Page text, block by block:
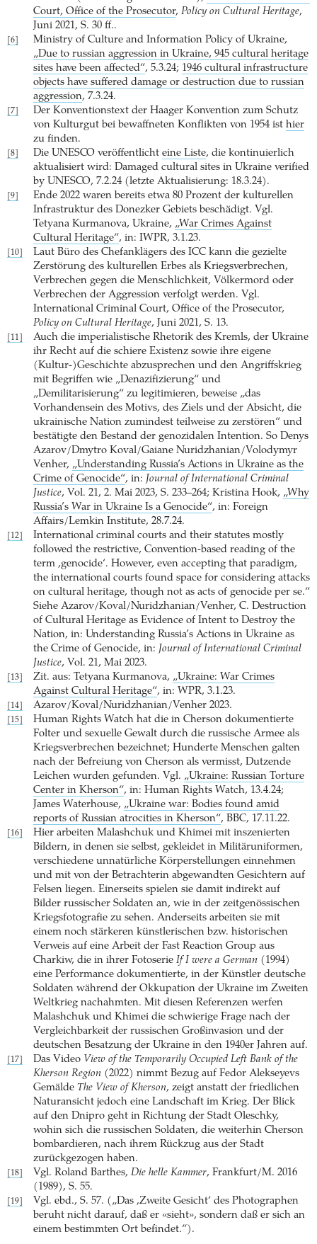
Court, Office of the Prosecutor, Policy on Cultural Heritage,
Juni 2021, S. 30 ff..
[6]
Ministry of Culture and Information Policy of Ukraine,
„Due to russian aggression in Ukraine, 945 cultural heritage
sites have been affected“, 5.3.24; 1946 cultural infrastructure
objects have suffered damage or destruction due to russian
aggression, 7.3.24.
[7]
Der Konventionstext der Haager Konvention zum Schutz
von Kulturgut bei bewaffneten Konflikten von 1954 ist hier
zu finden.
[8] Die UNESCO veröffentlicht eine Liste, die kontinuierlich
aktualisiert wird: Damaged cultural sites in Ukraine verified
by UNESCO, 7.2.24 (letzte Aktualisierung: 18.3.24).
[9]
Ende 2022 waren bereits etwa 80 Prozent der kulturellen
Infrastruktur des Donezker Gebiets beschädigt. Vgl.
Tetyana Kurmanova, Ukraine, „War Crimes Against
Cultural Heritage“, in: IWPR, 3.1.23.
[10]
Laut Büro des Chefanklägers des ICC kann die gezielte
Zerstörung des kulturellen Erbes als Kriegsverbrechen,
Verbrechen gegen die Menschlichkeit, Völkermord oder
Verbrechen der Aggression verfolgt werden. Vgl.
International Criminal Court, Office of the Prosecutor,
Policy on Cultural Heritage, Juni 2021, S. 13.
[11]
Auch die imperialistische Rhetorik des Kremls, der Ukraine
ihr Recht auf die schiere Existenz sowie ihre eigene
(Kultur-)Geschichte abzusprechen und den Angriffskrieg
mit Begriffen wie „Denazifizierung“ und
„Demilitarisierung“ zu legitimieren, beweise „das
Vorhandensein des Motivs, des Ziels und der Absicht, die
ukrainische Nation zumindest teilweise zu zerstören“ und
bestätigte den Bestand der genozidalen Intention. So Denys
Azarov/Dmytro Koval/Gaiane Nuridzhanian/Volodymyr
Venher, „Understanding Russia’s Actions in Ukraine as the
Crime of Genocide“, in: Journal of International Criminal
Justice, Vol. 21, 2. Mai 2023, S. 233–264; Kristina Hook, „Why
Russia’s War in Ukraine Is a Genocide“, in: Foreign
Affairs/Lemkin Institute, 28.7.24.
[12]
International criminal courts and their statutes mostly
followed the restrictive, Convention-based reading of the
term ,genocide‘. However, even accepting that paradigm,
the international courts found space for considering attacks
on cultural heritage, though not as acts of genocide per se.“
Siehe Azarov/Koval/Nuridzhanian/Venher, C. Destruction
of Cultural Heritage as Evidence of Intent to Destroy the
Nation, in: Understanding Russia’s Actions in Ukraine as
the Crime of Genocide, in: Journal of International Criminal
Justice, Vol. 21, Mai 2023.
[13] Zit. aus: Tetyana Kurmanova, „Ukraine: War Crimes
Against Cultural Heritage“, in: WPR, 3.1.23.
[14] Azarov/Koval/Nuridzhanian/Venher 2023.
[15]
Human Rights Watch hat die in Cherson dokumentierte
Folter und sexuelle Gewalt durch die russische Armee als
Kriegsverbrechen bezeichnet; Hunderte Menschen galten
nach der Befreiung von Cherson als vermisst, Dutzende
Leichen wurden gefunden. Vgl. „Ukraine: Russian Torture
Center in Kherson“, in: Human Rights Watch, 13.4.24;
James Waterhouse, „Ukraine war: Bodies found amid
reports of Russian atrocities in Kherson“, BBC, 17.11.22.
[16]
Hier arbeiten Malashchuk und Khimei mit inszenierten
Bildern, in denen sie selbst, gekleidet in Militäruniformen,
verschiedene unnatürliche Körperstellungen einnehmen
und mit von der Betrachterin abgewandten Gesichtern auf
Felsen liegen. Einerseits spielen sie damit indirekt auf
Bilder russischer Soldaten an, wie in der zeitgenössischen
Kriegsfotografie zu sehen. Anderseits arbeiten sie mit
einem noch stärkeren künstlerischen bzw. historischen
Verweis auf eine Arbeit der Fast Reaction Group aus
Charkiw, die in ihrer Fotoserie If I were a German (1994)
eine Performance dokumentierte, in der Künstler deutsche
Soldaten während der Okkupation der Ukraine im Zweiten
Weltkrieg nachahmten. Mit diesen Referenzen werfen
Malashchuk und Khimei die schwierige Frage nach der
Vergleichbarkeit der russischen Großinvasion und der
deutschen Besatzung der Ukraine in den 1940er Jahren auf.
[17] Das Video View of the Temporarily Occupied Left Bank of the
Kherson Region (2022) nimmt Bezug auf Fedor Alekseyevs
Gemälde The View of Kherson, zeigt anstatt der friedlichen
Naturansicht jedoch eine Landschaft im Krieg. Der Blick
auf den Dnipro geht in Richtung der Stadt Oleschky,
wohin sich die russischen Soldaten, die weiterhin Cherson
bombardieren, nach ihrem Rückzug aus der Stadt
zurückgezogen haben.
[18] Vgl. Roland Barthes, Die helle Kammer, Frankfurt/M. 2016
(1989), S. 55.
[19]
Vgl. ebd., S. 57. („Das ‚Zweite Gesicht‘ des Photographen
beruht nicht darauf, daß er «sieht», sondern daß er sich an
einem bestimmten Ort befindet.“).